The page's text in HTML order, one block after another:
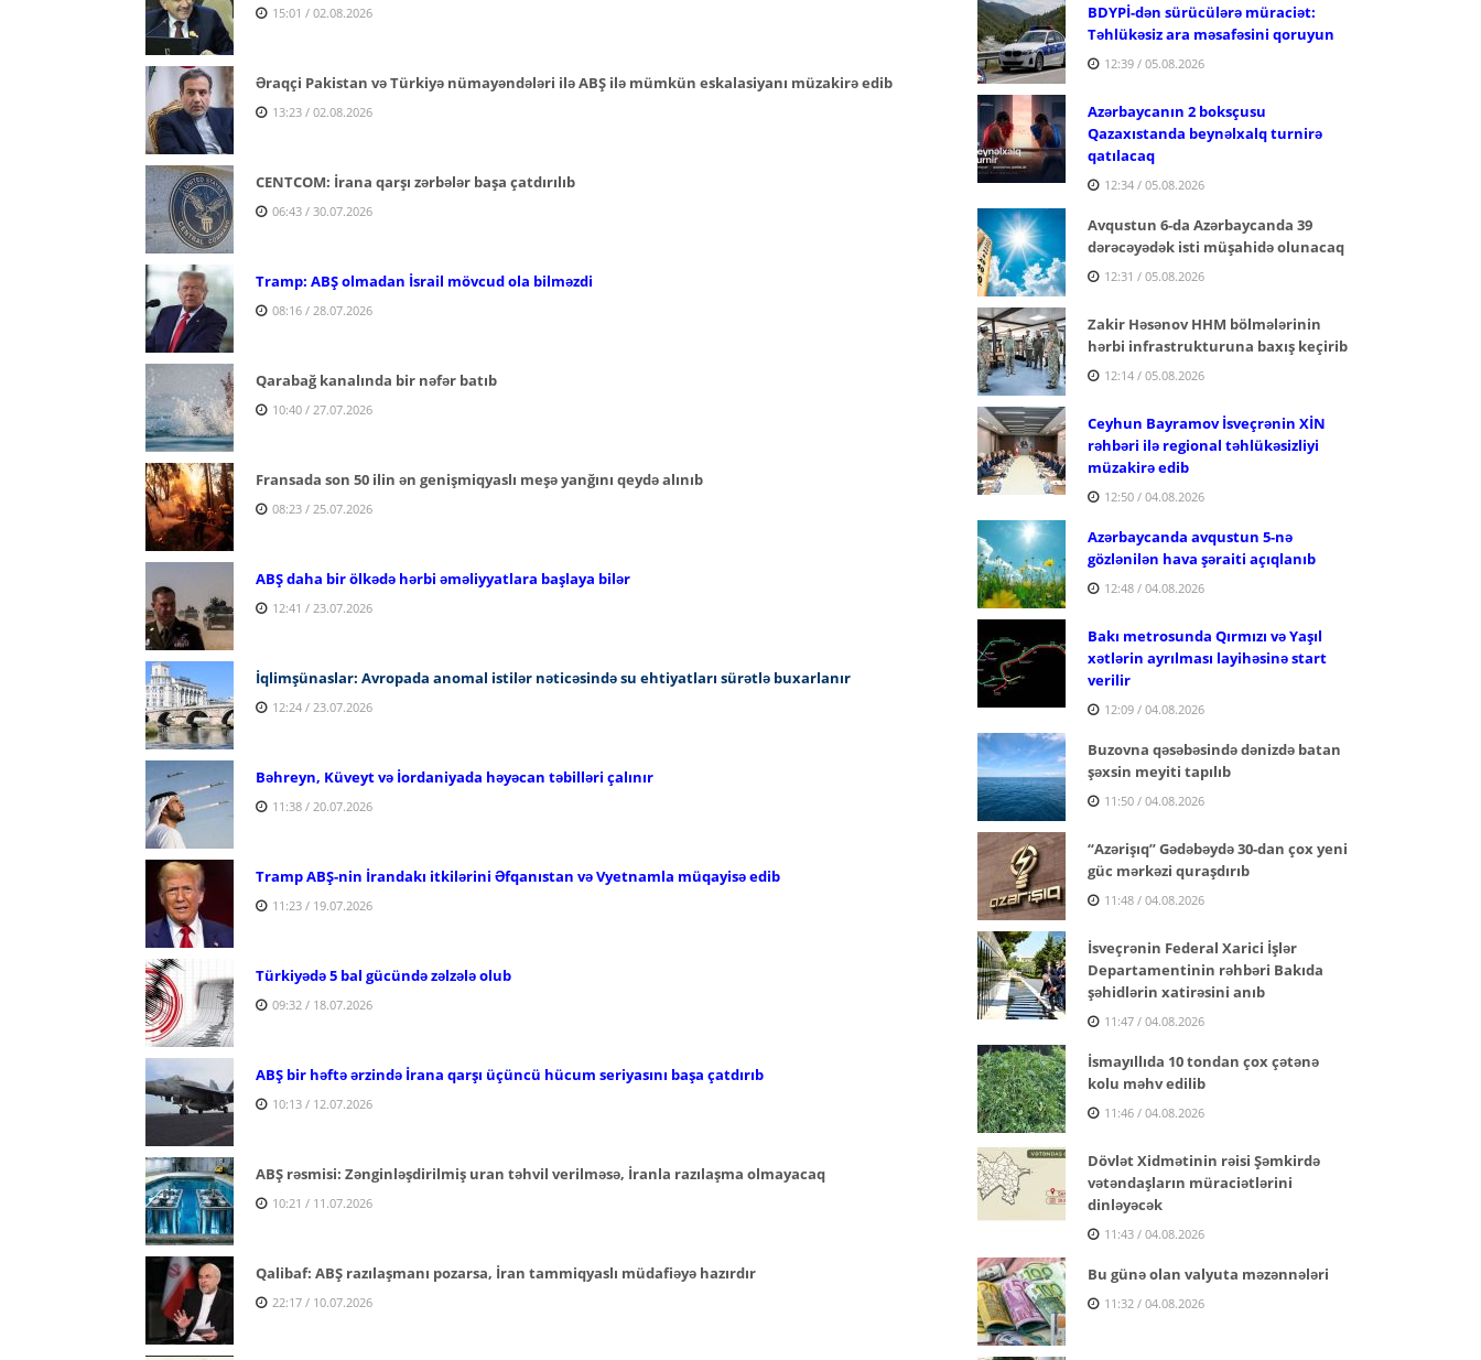
15:01 / 02.08.2026
Əraqçi Pakistan və Türkiyə nümayəndələri ilə ABŞ ilə mümkün eskalasiyanı müzakirə edib
13:23 / 02.08.2026
CENTCOM: İrana qarşı zərbələr başa çatdırılıb
06:43 / 30.07.2026
Tramp: ABŞ olmadan İsrail mövcud ola bilməzdi
08:16 / 28.07.2026
Qarabağ kanalında bir nəfər batıb
10:40 / 27.07.2026
Fransada son 50 ilin ən genişmiqyaslı meşə yanğını qeydə alınıb
08:23 / 25.07.2026
ABŞ daha bir ölkədə hərbi əməliyyatlara başlaya bilər
12:41 / 23.07.2026
İqlimşünaslar: Avropada anomal istilər nəticəsində su ehtiyatları sürətlə buxarlanır
12:24 / 23.07.2026
Bəhreyn, Küveyt və İordaniyada həyəcan təbilləri çalınır
11:38 / 20.07.2026
Tramp ABŞ-nin İrandakı itkilərini Əfqanıstan və Vyetnamla müqayisə edib
11:23 / 19.07.2026
Türkiyədə 5 bal gücündə zəlzələ olub
09:32 / 18.07.2026
ABŞ bir həftə ərzində İrana qarşı üçüncü hücum seriyasını başa çatdırıb
10:13 / 12.07.2026
ABŞ rəsmisi: Zənginləşdirilmiş uran təhvil verilməsə, İranla razılaşma olmayacaq
10:21 / 11.07.2026
Qalibaf: ABŞ razılaşmanı pozarsa, İran tammiqyaslı müdafiəyə hazırdır
22:17 / 10.07.2026
BDYPİ-dən sürücülərə müraciət:
Təhlükəsiz ara məsafəsini qoruyun
12:39 / 05.08.2026
Azərbaycanın 2 boksçusu
Qazaxıstanda beynəlxalq turnirə
qatılacaq
12:34 / 05.08.2026
Avqustun 6-da Azərbaycanda 39
dərəcəyədək isti müşahidə olunacaq
12:31 / 05.08.2026
Zakir Həsənov HHM bölmələrinin
hərbi infrastrukturuna baxış keçirib
12:14 / 05.08.2026
Ceyhun Bayramov İsveçrənin XİN
rəhbəri ilə regional təhlükəsizliyi
müzakirə edib
12:50 / 04.08.2026
Azərbaycanda avqustun 5-nə
gözlənilən hava şəraiti açıqlanıb
12:48 / 04.08.2026
Bakı metrosunda Qırmızı və Yaşıl
xətlərin ayrılması layihəsinə start
verilir
12:09 / 04.08.2026
Buzovna qəsəbəsində dənizdə batan
şəxsin meyiti tapılıb
11:50 / 04.08.2026
“Azərişıq” Gədəbəydə 30-dan çox yeni
güc mərkəzi quraşdırıb
11:48 / 04.08.2026
İsveçrənin Federal Xarici İşlər
Departamentinin rəhbəri Bakıda
şəhidlərin xatirəsini anıb
11:47 / 04.08.2026
İsmayıllıda 10 tondan çox çətənə
kolu məhv edilib
11:46 / 04.08.2026
Dövlət Xidmətinin rəisi Şəmkirdə
vətəndaşların müraciətlərini
dinləyəcək
11:43 / 04.08.2026
Bu günə olan valyuta məzənnələri
11:32 / 04.08.2026